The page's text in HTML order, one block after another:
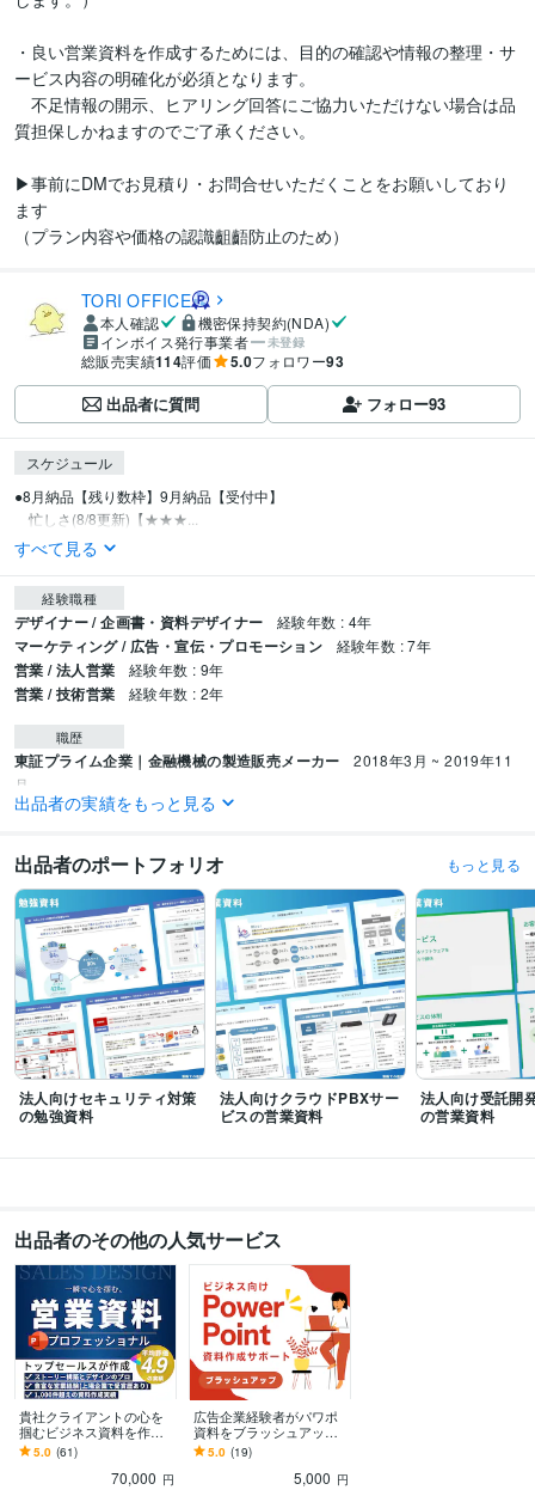
・良い営業資料を作成するためには、目的の確認や情報の整理・サ
ービス内容の明確化が必須となります。
不足情報の開示、ヒアリング回答にご協力いただけない場合は品
質担保しかねますのでご了承ください。
▶︎事前にDMでお見積り・お問合せいただくことをお願いしており
ます
（プラン内容や価格の認識齟齬防止のため）
TORI OFFICE
本人確認
機密保持契約(NDA)
インボイス発行事業者
未登録
総販売実績114評価 5.0フォロワー93
出品者に質問 フォロー93
スケジュール
●8月納品【残り数枠】9月納品【受付中】
忙しさ(8/8更新)【★★★...
すべて見る
経験職種
デザイナー / 企画書・資料デザイナー 経験年数 : 4年
マーケティング / 広告・宣伝・プロモーション 経験年数 : 7年
営業 / 法人営業 経験年数 : 9年
営業 / 技術営業 経験年数 : 2年
職歴
東証プライム企業｜金融機械の製造販売メーカー
2018年3月 ~ 2019年11
月
東証プライム企業｜広告代理店
受賞歴
社内リテールサブミット MVP 年間AWARD 特別賞
資格・検定
知的財産管理技能検定 取得年 : 2015年
ITパスポート 取得年 : 2018年
ビジネス・クリエイティブツール
PowerPoint:13年Adobe Photoshop:0年 Adobe Illustrator:0年
CLIP STUDIO PAINT:2年Excel:13年Word:13年WordPress:3年
Google スプレッドシート:7年
Google スライド:7年Google Analytics:4年
Google BigQuery:4年
得意分野
ビジネス代行・事務代行 ビジネス向け資料作成
ビジネス 法人営業 Webマーケティング 資料作成
語学力
英語 日常会話レベル
出品者の実績をもっと見る
出品者のポートフォリオ もっと見る
法人向けセキュリティ対策
の勉強資料
法人向けクラウドPBXサー
ビスの営業資料
法人向け受託開
の営業資料
出品者のその他の人気サービス
貴社クライアントの心を
掴むビジネス資料を作成
します 営業資料・報告
書・ピッチ・投資家向
け・ホワイトペーパー等
5.0 (61)
70,000 円
広告企業経験者がパワポ
資料をブラッシュアップ
します 既存のパワポ資料
をより分かりやすくリデ
5.0 (19)
5,000 円